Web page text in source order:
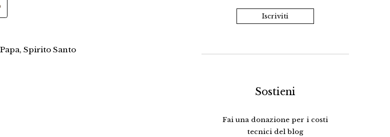
Papa,Spirito Santo
Sostieni
Fai una donazione per i costi
tecnici del blog